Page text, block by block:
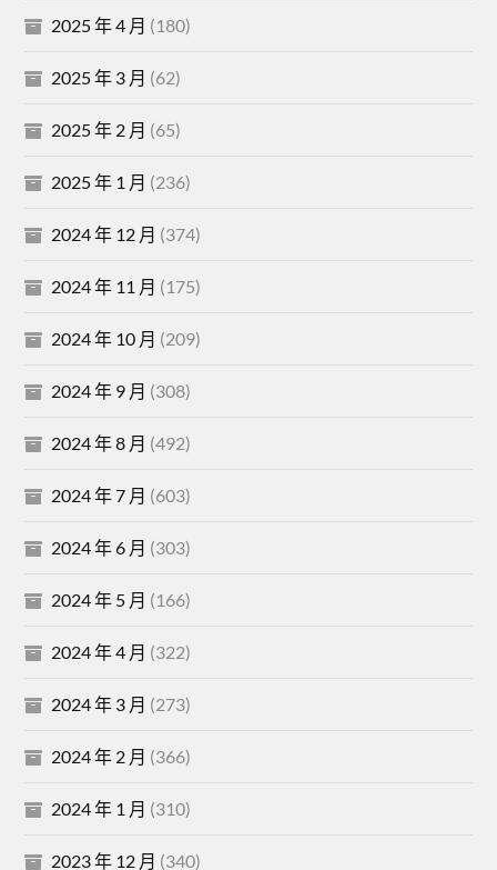
2025 年 4 月 (180)
2025 年 3 月 (62)
2025 年 2 月 (65)
2025 年 1 月 (236)
2024 年 12 月 (374)
2024 年 11 月 (175)
2024 年 10 月 (209)
2024 年 9 月 (308)
2024 年 8 月 (492)
2024 年 7 月 (603)
2024 年 6 月 (303)
2024 年 5 月 (166)
2024 年 4 月 (322)
2024 年 3 月 (273)
2024 年 2 月 (366)
2024 年 1 月 (310)
2023 年 12 月 (340)